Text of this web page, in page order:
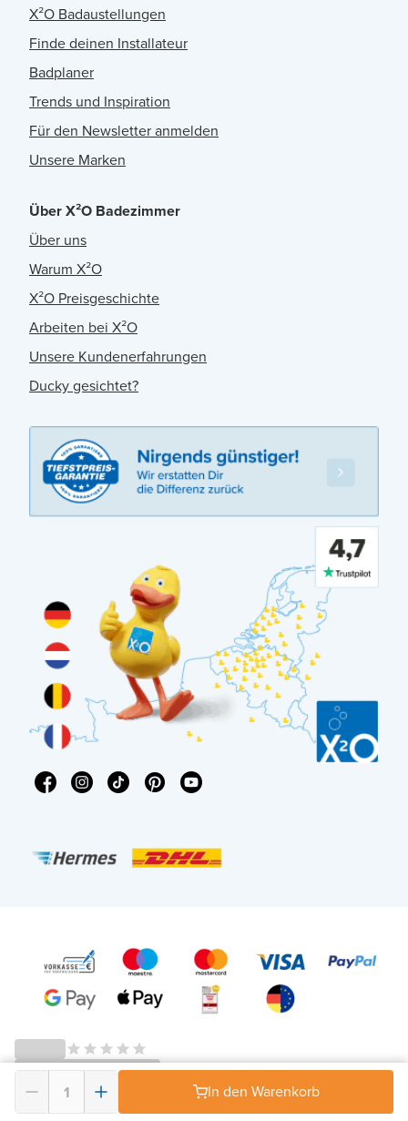
In den Warenkorb
X²O Badaustellungen
Finde deinen Installateur
Badplaner
Trends und Inspiration
Für den Newsletter anmelden
Unsere Marken
Über X²O Badezimmer
Über uns
Warum X²O
X²O Preisgeschichte
Arbeiten bei X²O
Unsere Kundenerfahrungen
Ducky gesichtet?
© 2026 - X²O Badezimmer – USt-IdNr: DE343506152 -AGB Widerrufsrecht